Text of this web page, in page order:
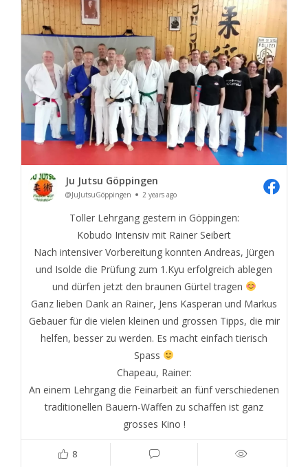
Ju Jutsu Göppingen
@JuJutsuGöppingen 2 years ago
Toller Lehrgang gestern in Göppingen:
Kobudo Intensiv mit Rainer Seibert
Nach intensiver Vorbereitung konnten Andreas, Jürgen
und Isolde die Prüfung zum 1.Kyu erfolgreich ablegen
und dürfen jetzt den braunen Gürtel tragen
Ganz lieben Dank an Rainer, Jens Kasperan und Markus
Gebauer für die vielen kleinen und grossen Tipps, die mir
helfen, besser zu werden. Es macht einfach tierisch
Spass
Chapeau, Rainer:
An einem Lehrgang die Feinarbeit an fünf verschiedenen
traditionellen Bauern-Waffen zu schaffen ist ganz
grosses Kino !
8